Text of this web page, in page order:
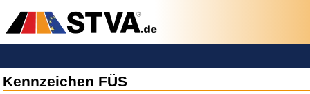
Kennzeichen FÜS